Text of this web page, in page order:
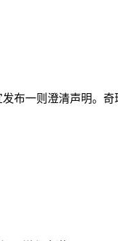
布一则澄清声明。